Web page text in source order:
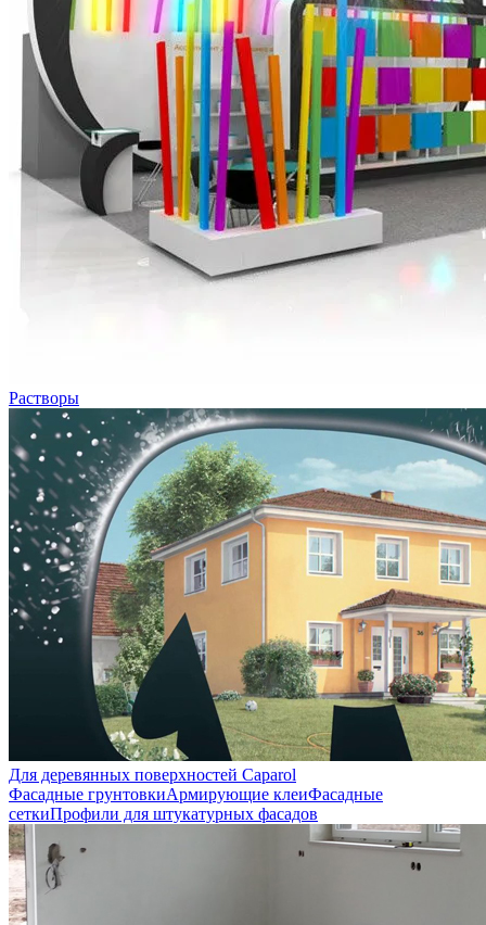
Растворы
Для деревянных поверхностей Caparol
Фасадные грунтовкиАрмирующие клеиФасадные
сеткиПрофили для штукатурных фасадов